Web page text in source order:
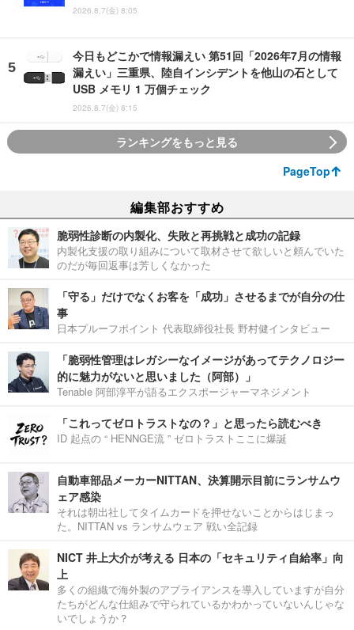
2026.8.7(金) 8:05
今日もどこかで情報漏えい 第51回「2026年7月の情報
漏えい」三重県、陸自インシデントを他山の石として
USB メモリ 1 万個チェック
2026.8.7(金) 8:15
ランキングをもっと見る
PageTop
編集部おすすめ
脆弱性診断の内製化、失敗と再挑戦と成功の記録
内製化支援の取り組みについて取材させて欲しいと頼んでいた
のだが毎回返事は芳しくなかった
「守る」だけでなくお客を「成功」させるまでが自分の仕
事
日本プルーフポイント 代表取締役社長 野村健インタビュー
「脆弱性管理はレガシーなイメージがあってテクノロジー
的に魅力がないと思いました（阿部）」
Tenable 阿部淳平が語るエクスポージャーマネジメント
「これってゼロトラストなの？」と思ったら読むべき
ID 起点の “ HENNGE流 ” ゼロトラストここに爆誕
自動車部品メーカーNITTAN、決算開示目前にランサムウ
ェア感染
それは朝出社してタイムカードを押せないことからはじまっ
た。NITTAN vs ランサムウェア 戦い全記録
NICT 井上大介が考える 日本の「セキュリティ自給率」向
上
多くの組織で海外製のアプライアンスを導入していますが自分
たちがどんな仕組みで守られているかわかっていないんじゃな
いでしょうか？